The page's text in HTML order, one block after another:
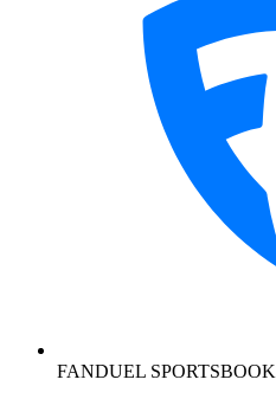
FANDUEL SPORTSBOOK